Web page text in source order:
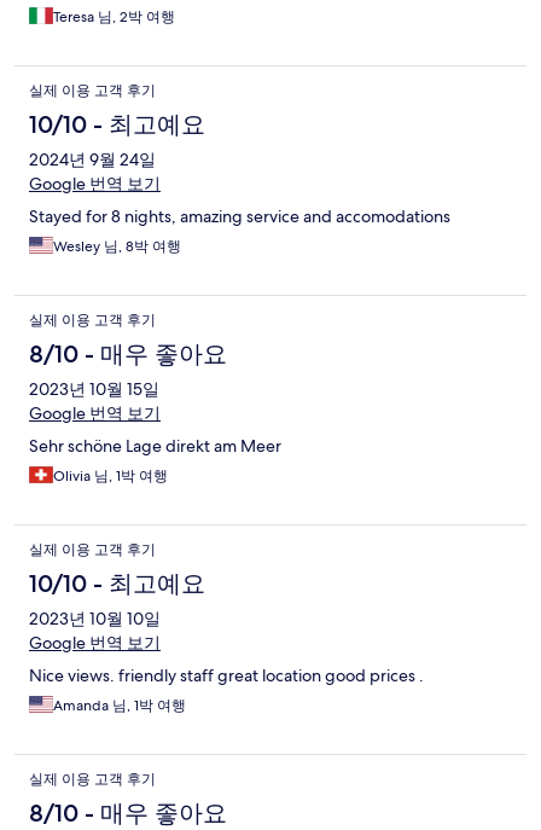
Teresa 님, 2박 여행
실제 이용 고객 후기
10/10 - 최고예요
2024년 9월 24일
Google 번역 보기
Stayed for 8 nights, amazing service and accomodations
Wesley 님, 8박 여행
실제 이용 고객 후기
8/10 - 매우 좋아요
2023년 10월 15일
Google 번역 보기
Sehr schöne Lage direkt am Meer
Olivia 님, 1박 여행
실제 이용 고객 후기
10/10 - 최고예요
2023년 10월 10일
Google 번역 보기
Nice views. friendly staff great location good prices .
Amanda 님, 1박 여행
실제 이용 고객 후기
8/10 - 매우 좋아요